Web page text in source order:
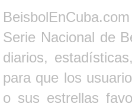
Serie Nacional de
diarios,
para que los
o sus estrellas